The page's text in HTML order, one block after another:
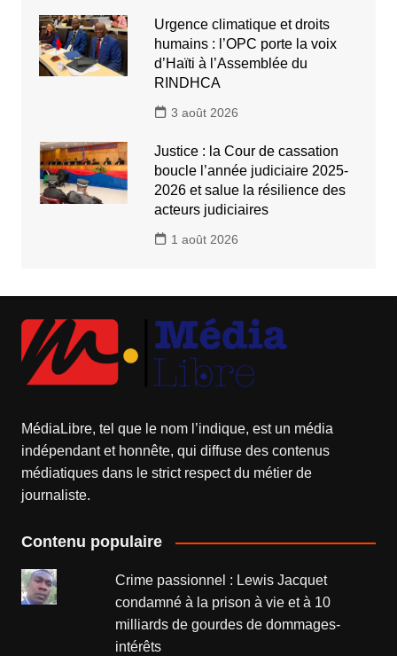
Urgence climatique et droits
humains : l’OPC porte la voix
d’Haïti à l’Assemblée du
RINDHCA
3 août 2026
Justice : la Cour de cassation
boucle l’année judiciaire 2025-
2026 et salue la résilience des
acteurs judiciaires
1 août 2026
MédiaLibre, tel que le nom l’indique, est un média
indépendant et honnête, qui diffuse des contenus
médiatiques dans le strict respect du métier de
journaliste.
Contenu populaire
Crime passionnel : Lewis Jacquet
condamné à la prison à vie et à 10
milliards de gourdes de dommages-
intérêts